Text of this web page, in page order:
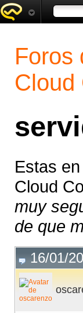
Foros
Cloud
Estas
Cloud
muy
de que
16/01/